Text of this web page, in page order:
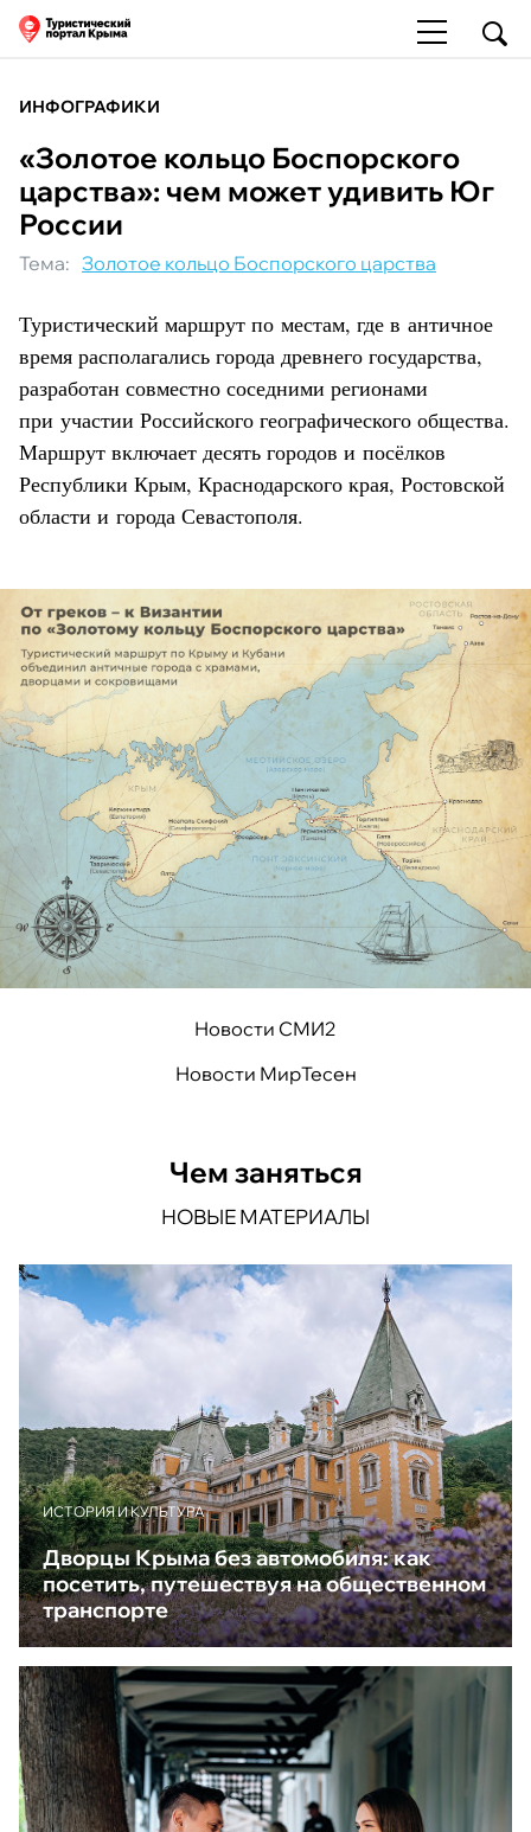
ИНФОГРАФИКИ
«Золотое кольцо Боспорского
царства»: чем может удивить Юг
России
Тема: Золотое кольцо Боспорского царства
Туристический маршрут по местам, где в античное
время располагались города древнего государства,
разработан совместно соседними регионами
при участии Российского географического общества.
Маршрут включает десять городов и посёлков
Республики Крым, Краснодарского края, Ростовской
области и города Севастополя.
Новости СМИ2
Новости МирТесен
Чем заняться
НОВЫЕ МАТЕРИАЛЫ
ИСТОРИЯ И КУЛЬТУРА
Дворцы Крыма без автомобиля: как
посетить, путешествуя на общественном
транспорте